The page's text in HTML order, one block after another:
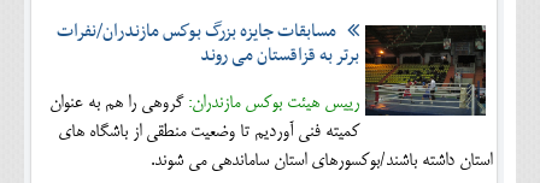
مسابقات جايزه بزرگ بوكس مازندران/نفرات
برتر به قزاقستان می روند
رییس هیئت بوکس مازندران: گروهی را هم به عنوان
كميته فني آورديم تا وضعيت منطقي از باشگاه هاي
استان داشته باشند/بوکسورهای استان ساماندهی می شوند.